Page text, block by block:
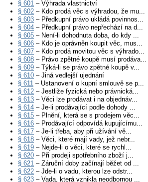
§ 601 – Výhrada vlastnictví
§ 602 – Kdo prodá věc s výhradou, že mu...
§ 603 – Předkupní právo ukládá povinnos...
§ 604 – Předkupní právo nepřechází na d...
§ 605 – Není-li dohodnuta doba, do kdy ...
§ 606 – Kdo je oprávněn koupit věc, mus...
§ 607 – Kdo prodá movitou věc s výhrado...
§ 608 – Právo zpětné koupě musí prodáva...
§ 609 – Týká-li se právo zpětné koupě v...
§ 610 – Jiná vedlejší ujednání
§ 611 – Ustanovení o kupní smlouvě se p...
§ 612 – Jestliže fyzická nebo právnická...
§ 613 – Věci lze prodávat i na objednáv...
§ 614 – Je-li prodávající podle dohody ...
§ 615 – Plnění, která se s prodejem věc...
§ 616 – Prodávající odpovídá kupujícímu...
§ 617 – Je-li třeba, aby při užívání vě...
§ 618 – Věci, které mají vady, jež nebr...
§ 619 – Nejde-li o věci, které se rychl...
§ 620 – Při prodeji spotřebního zboží j...
§ 621 – Záruční doby začínají běžet od ...
§ 622 – Jde-li o vadu, kterou lze odstr...
§ 623 – Vada, která vznikla neodbornou ...